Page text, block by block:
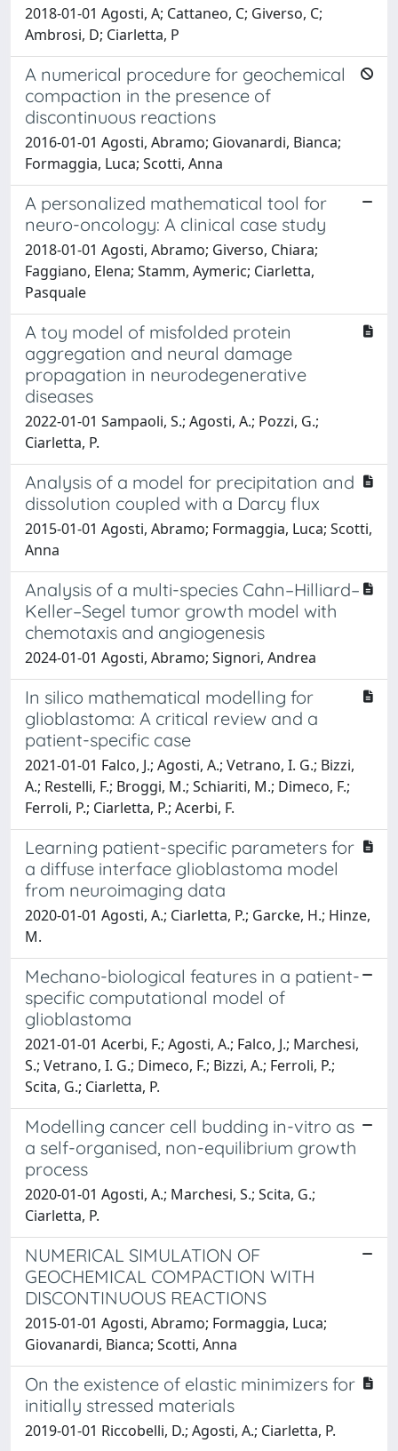
2018-01-01 Agosti, A; Cattaneo, C; Giverso, C;
Ambrosi, D; Ciarletta, P
A numerical procedure for geochemical
compaction in the presence of
discontinuous reactions
2016-01-01 Agosti, Abramo; Giovanardi, Bianca;
Formaggia, Luca; Scotti, Anna
A personalized mathematical tool for
neuro-oncology: A clinical case study
2018-01-01 Agosti, Abramo; Giverso, Chiara;
Faggiano, Elena; Stamm, Aymeric; Ciarletta,
Pasquale
A toy model of misfolded protein
aggregation and neural damage
propagation in neurodegenerative
diseases
2022-01-01 Sampaoli, S.; Agosti, A.; Pozzi, G.;
Ciarletta, P.
Analysis of a model for precipitation and
dissolution coupled with a Darcy flux
2015-01-01 Agosti, Abramo; Formaggia, Luca; Scotti,
Anna
Analysis of a multi-species Cahn–Hilliard–
Keller–Segel tumor growth model with
chemotaxis and angiogenesis
2024-01-01 Agosti, Abramo; Signori, Andrea
In silico mathematical modelling for
glioblastoma: A critical review and a
patient-specific case
2021-01-01 Falco, J.; Agosti, A.; Vetrano, I. G.; Bizzi,
A.; Restelli, F.; Broggi, M.; Schiariti, M.; Dimeco, F.;
Ferroli, P.; Ciarletta, P.; Acerbi, F.
Learning patient-specific parameters for
a diffuse interface glioblastoma model
from neuroimaging data
2020-01-01 Agosti, A.; Ciarletta, P.; Garcke, H.; Hinze,
M.
Mechano-biological features in a patient-
specific computational model of
glioblastoma
2021-01-01 Acerbi, F.; Agosti, A.; Falco, J.; Marchesi,
S.; Vetrano, I. G.; Dimeco, F.; Bizzi, A.; Ferroli, P.;
Scita, G.; Ciarletta, P.
Modelling cancer cell budding in-vitro as
a self-organised, non-equilibrium growth
process
2020-01-01 Agosti, A.; Marchesi, S.; Scita, G.;
Ciarletta, P.
NUMERICAL SIMULATION OF
GEOCHEMICAL COMPACTION WITH
DISCONTINUOUS REACTIONS
2015-01-01 Agosti, Abramo; Formaggia, Luca;
Giovanardi, Bianca; Scotti, Anna
On the existence of elastic minimizers for
initially stressed materials
2019-01-01 Riccobelli, D.; Agosti, A.; Ciarletta, P.